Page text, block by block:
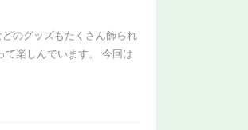
のグッズもたくさん飾られ
楽しんでいます。 今回は